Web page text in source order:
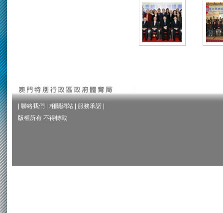
聯絡我們 相關網站 服務承諾
版權所有 不得轉載